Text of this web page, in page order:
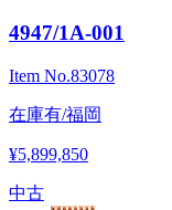
4947/1A-001
Item No.83078
在庫有/福岡
¥5,899,850
中古